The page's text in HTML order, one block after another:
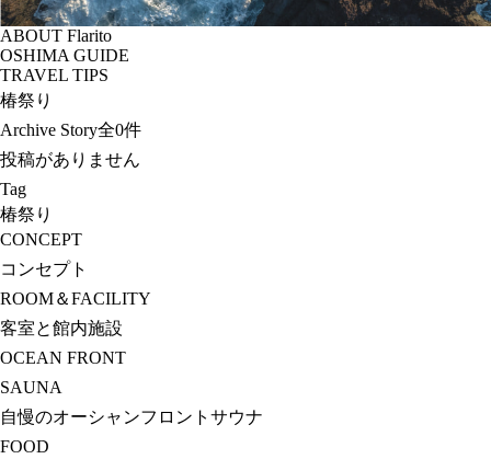
ABOUT Flarito
OSHIMA GUIDE
TRAVEL TIPS
椿祭り
Archive Story全0件
投稿がありません
Tag
椿祭り
CONCEPT
コンセプト
ROOM＆FACILITY
客室と館内施設
OCEAN FRONT
SAUNA
自慢のオーシャンフロントサウナ
FOOD